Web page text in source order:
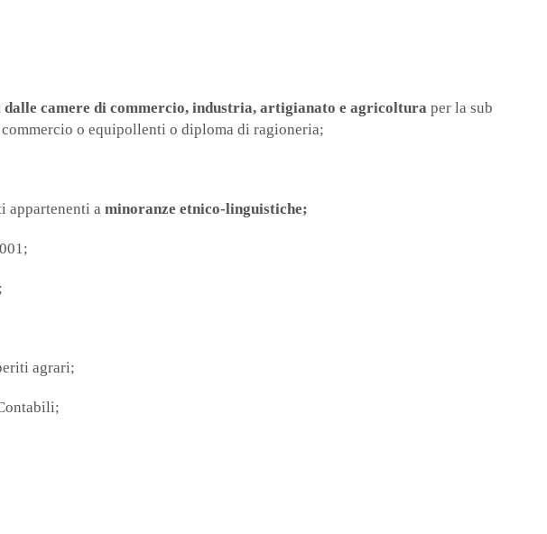
camere di commercio, industria, artigianato e agricoltura per la sub
o equipollenti o diploma di ragioneria;
appartenenti a minoranze etnico-linguistiche;
agrari;